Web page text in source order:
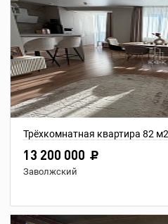
Трёхкомнатная квартира 82
13 200 000
Заволжский